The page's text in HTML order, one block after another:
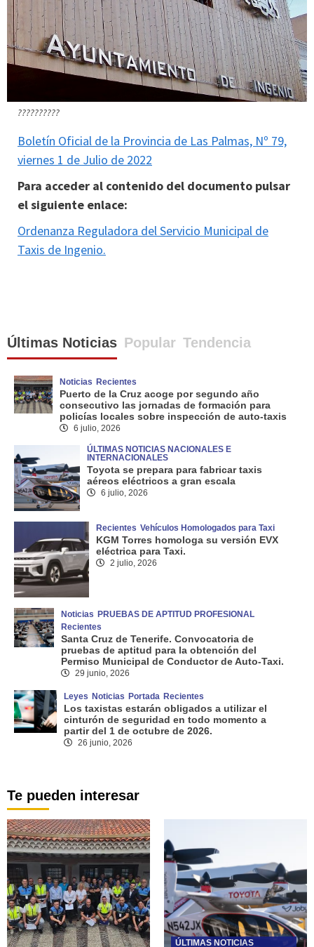
??????????
Boletín Oficial de la Provincia de Las Palmas, Nº 79,
viernes 1 de Julio de 2022
Para acceder al contenido del documento pulsar
el siguiente enlace:
Ordenanza Reguladora del Servicio Municipal de
Taxis de Ingenio.
Últimas Noticias Popular Tendencia
Noticias Recientes
Puerto de la Cruz acoge por segundo año
consecutivo las jornadas de formación para
policías locales sobre inspección de auto-taxis
6 julio, 2026
ÚLTIMAS NOTICIAS NACIONALES E
INTERNACIONALES
Toyota se prepara para fabricar taxis
aéreos eléctricos a gran escala
6 julio, 2026
Recientes Vehículos Homologados para Taxi
KGM Torres homologa su versión EVX
eléctrica para Taxi.
2 julio, 2026
Noticias PRUEBAS DE APTITUD PROFESIONAL
Recientes
Santa Cruz de Tenerife. Convocatoria de
pruebas de aptitud para la obtención del
Permiso Municipal de Conductor de Auto-Taxi.
29 junio, 2026
Leyes Noticias Portada Recientes
Los taxistas estarán obligados a utilizar el
cinturón de seguridad en todo momento a
partir del 1 de octubre de 2026.
26 junio, 2026
Te pueden interesar
ÚLTIMAS NOTICIAS